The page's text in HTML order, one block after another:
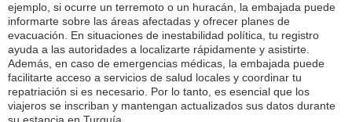
ejemplo, si ocurre un terremoto o un huracán, la embajada puede
informarte sobre las áreas afectadas y ofrecer planes de
evacuación. En situaciones de inestabilidad política, tu registro
ayuda a las autoridades a localizarte rápidamente y asistirte.
Además, en caso de emergencias médicas, la embajada puede
facilitarte acceso a servicios de salud locales y coordinar tu
repatriación si es necesario. Por lo tanto, es esencial que los
viajeros se inscriban y mantengan actualizados sus datos durante